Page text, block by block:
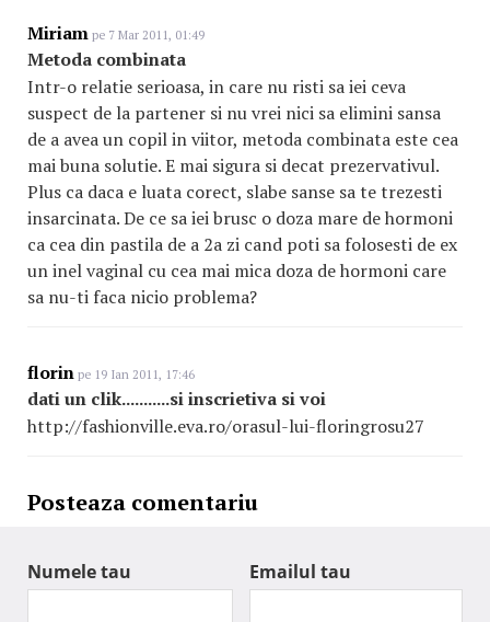
Miriam pe 7 Mar 2011, 01:49
Metoda combinata
Intr-o relatie serioasa, in care nu risti sa iei ceva
suspect de la partener si nu vrei nici sa elimini sansa
de a avea un copil in viitor, metoda combinata este cea
mai buna solutie. E mai sigura si decat prezervativul.
Plus ca daca e luata corect, slabe sanse sa te trezesti
insarcinata. De ce sa iei brusc o doza mare de hormoni
ca cea din pastila de a 2a zi cand poti sa folosesti de ex
un inel vaginal cu cea mai mica doza de hormoni care
sa nu-ti faca nicio problema?
florin pe 19 Ian 2011, 17:46
dati un clik...........si inscrietiva si voi
http://fashionville.eva.ro/orasul-lui-floringrosu27
Posteaza comentariu
Numele tau Emailul tau